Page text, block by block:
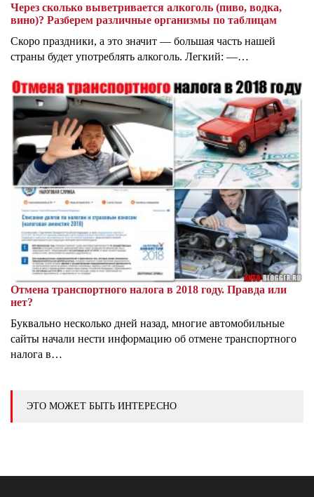
Через сколько выветривается алкоголь (пиво, водка,
вино)? Разберем различные организмы по таблицам
Скоро праздники, а это значит — большая часть нашей
страны будет употреблять алкоголь. Легкий: —…
Отмена транспортного налога в 2018 году. Правда или
нет?
Буквально несколько дней назад, многие автомобильные
сайты начали нести информацию об отмене транспортного
налога в…
ЭТО МОЖЕТ БЫТЬ ИНТЕРЕСНО